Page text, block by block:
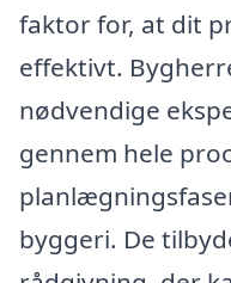
faktor for, at dit
effektivt.
nødvendige
gennem hele
byggeri. De